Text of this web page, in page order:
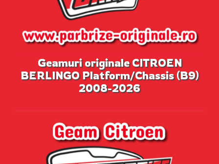
Geamuri originale CITROEN
BERLINGO Platform/Chassis (B9)
2008-2026